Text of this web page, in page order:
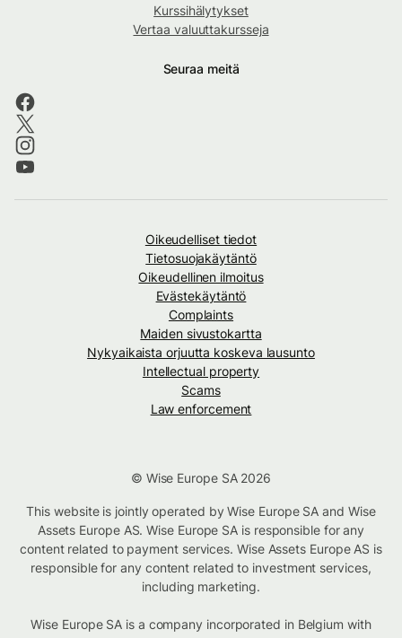
Kurssihälytykset
Vertaa valuuttakursseja
Seuraa meitä
Oikeudelliset tiedot
Tietosuojakäytäntö
Oikeudellinen ilmoitus
Evästekäytäntö
Complaints
Maiden sivustokartta
Nykyaikaista orjuutta koskeva lausunto
Intellectual property
Scams
Law enforcement
© Wise Europe SA 2026
This website is jointly operated by Wise Europe SA and Wise
Assets Europe AS. Wise Europe SA is responsible for any
content related to payment services. Wise Assets Europe AS is
responsible for any content related to investment services,
including marketing.
Wise Europe SA is a company incorporated in Belgium with